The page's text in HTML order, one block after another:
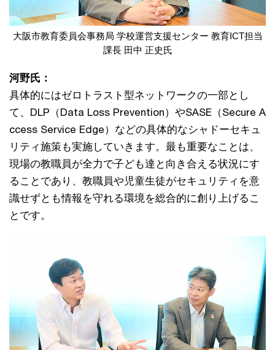
大阪市教育委員会事務局 学校運営支援センター 教育ICT担当
課長 田中 正史氏
河野氏：
具体的にはゼロトラスト型ネットワークの一部とし
て、DLP（Data Loss Prevention）やSASE（Secure A
ccess Service Edge）などの具体的なシャドーセキュ
リティ施策も実施していきます。最も重要なことは、
現場の教職員が全力で子ども達と向き合える状況にす
ることであり、教職員や児童生徒がセキュリティを意
識せずとも情報を守れる環境を総合的に創り上げるこ
とです。